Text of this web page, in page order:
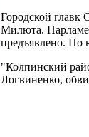
Городской главк
Милюта.
предъявлено. По
"Колпинский
Логвиненко,